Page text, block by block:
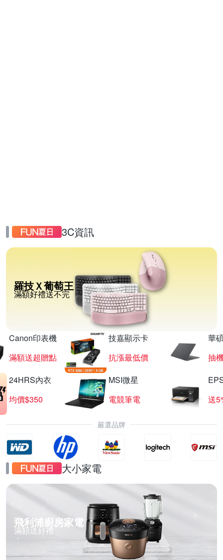
3C資訊
羅技Ｘ葡萄王
滿額好禮送不完
Canon印表機
滿額送超贈點
技嘉顯示卡
抗漲最低價
華
抽
24HRS內衣
均價$350
MSI微星
電競筆電
送
嚴選品牌
大小家電
飛利浦廚房家電
滿額送好禮